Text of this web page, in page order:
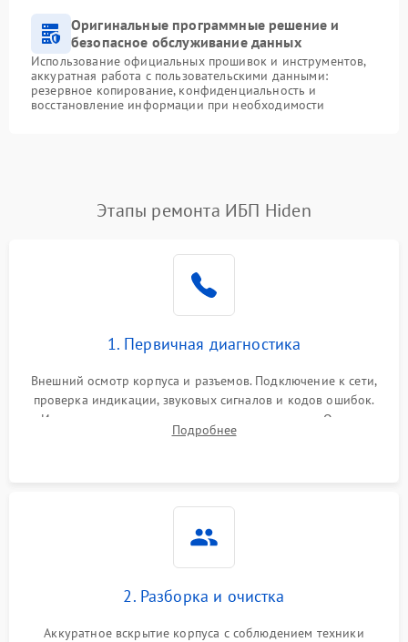
Оригинальные программные решение и
безопасное обслуживание данных
Использование официальных прошивок и инструментов,
аккуратная работа с пользовательскими данными:
резервное копирование, конфиденциальность и
восстановление информации при необходимости
Этапы ремонта ИБП Hiden
1. Первичная диагностика
Внешний осмотр корпуса и разъемов. Подключение к сети,
проверка индикации, звуковых сигналов и кодов ошибок.
Измерение входного и выходного напряжения. Оценка
реакции ИБП на отключение основного питания без
Подробнее
2. Разборка и очистка
Аккуратное вскрытие корпуса с соблюдением техники